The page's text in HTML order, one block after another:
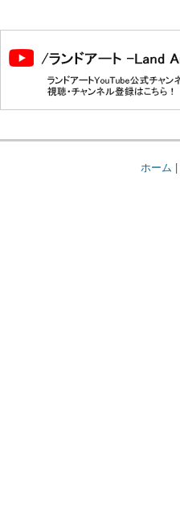
ホーム |